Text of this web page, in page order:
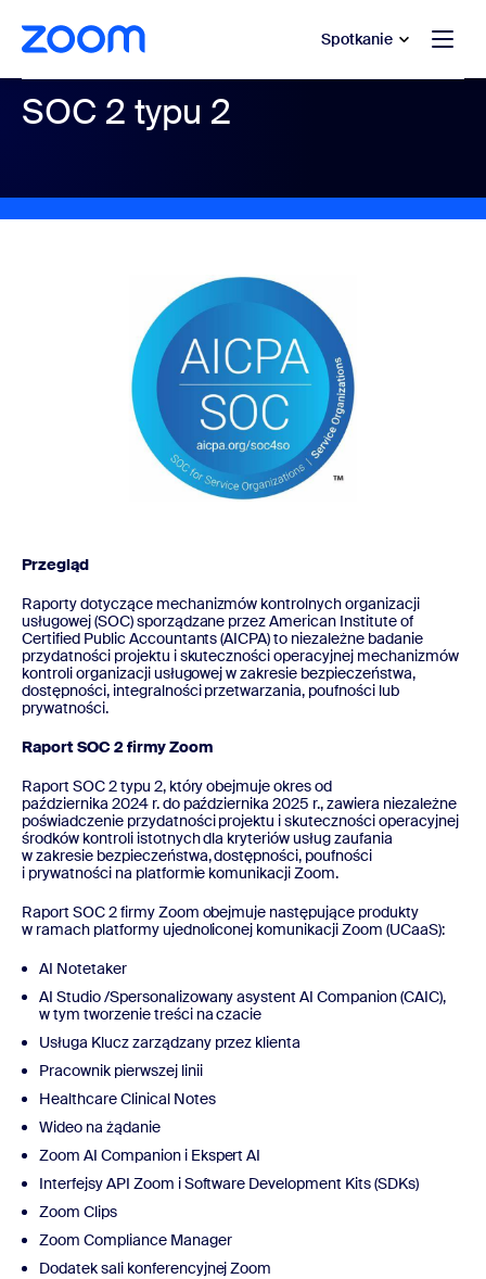
treści głównej
pomocy na czacie Spotkanie
SOC 2 typu 2
Przegląd
Raporty dotyczące mechanizmów kontrolnych organizacji
usługowej (SOC) sporządzane przez American Institute of
Certified Public Accountants (AICPA) to niezależne badanie
przydatności projektu i skuteczności operacyjnej mechanizmów
kontroli organizacji usługowej w zakresie bezpieczeństwa,
dostępności, integralności przetwarzania, poufności lub
prywatności.
Raport SOC 2 firmy Zoom
Raport SOC 2 typu 2, który obejmuje okres od
października 2024 r. do października 2025 r., zawiera niezależne
poświadczenie przydatności projektu i skuteczności operacyjnej
środków kontroli istotnych dla kryteriów usług zaufania
w zakresie bezpieczeństwa, dostępności, poufności
i prywatności na platformie komunikacji Zoom.
Raport SOC 2 firmy Zoom obejmuje następujące produkty
w ramach platformy ujednoliconej komunikacji Zoom (UCaaS):
AI Notetaker
AI Studio /Spersonalizowany asystent AI Companion (CAIC),
w tym tworzenie treści na czacie
Usługa Klucz zarządzany przez klienta
Pracownik pierwszej linii
Healthcare Clinical Notes
Wideo na żądanie
Zoom AI Companion i Ekspert AI
Interfejsy API Zoom i Software Development Kits (SDKs)
Zoom Clips
Zoom Compliance Manager
Dodatek sali konferencyjnej Zoom